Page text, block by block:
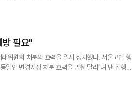
직 전 의원의 5번째 공판준비기일을 진행했다. 공
필요"
처분의 효력을 일시 정지했다. 서울고법 행
일인 변경지정 처분 효력을 멈춰 달라"며 낸 집행정